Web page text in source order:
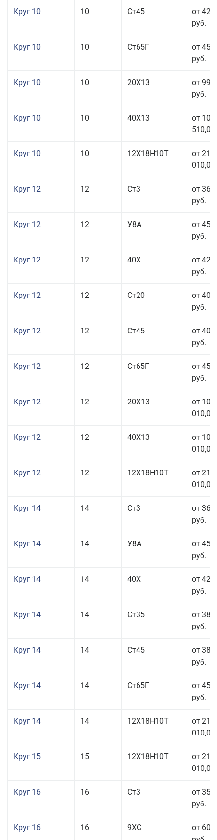
Круг 10 10 Ст45
от 42
руб.
Круг 10 10 Ст65Г
от 45
руб.
Круг 10 10 20Х13
от 99
руб.
Круг 10 10 40Х13
от 106
510,00
Круг 10 10 12Х18Н10Т
от 215
010,00
Круг 12 12 Ст3
от 36
руб.
Круг 12 12 У8А
от 45
руб.
Круг 12 12 40Х
от 42
руб.
Круг 12 12 Ст20
от 40
руб.
Круг 12 12 Ст45
от 40
руб.
Круг 12 12 Ст65Г
от 45
руб.
Круг 12 12 20Х13
от 103
010,00
Круг 12 12 40Х13
от 103
010,00
Круг 12 12 12Х18Н10Т
от 212
010,00
Круг 14 14 Ст3
от 36
руб.
Круг 14 14 У8А
от 45
руб.
Круг 14 14 40Х
от 42
руб.
Круг 14 14 Ст35
от 38
руб.
Круг 14 14 Ст45
от 38
руб.
Круг 14 14 Ст65Г
от 45
руб.
Круг 14 14 12Х18Н10Т
от 211
010,00
Круг 15 15 12Х18Н10Т
от 211
010,00
Круг 16 16 Ст3
от 35
руб.
Круг 16 16 9ХС
от 60